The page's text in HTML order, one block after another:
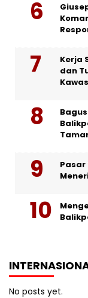
Kerja
dan
Pasar
No posts yet.